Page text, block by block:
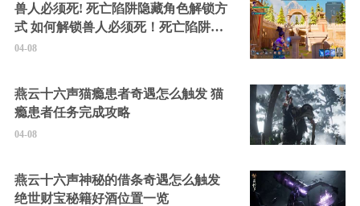
兽人必须死! 死亡陷阱隐藏角色解锁方
式 如何解锁兽人必须死！死亡陷阱中
的隐藏角色
04-08
燕云十六声猫瘾患者奇遇怎么触发 猫
瘾患者任务完成攻略
04-08
燕云十六声神秘的借条奇遇怎么触发
绝世财宝秘籍好酒位置一览